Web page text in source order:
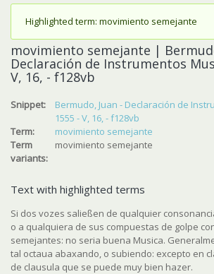
Status message
Highlighted term: movimiento semejante
movimiento semejante |
Declaración de Instrumentos
V, 16, - f128vb
Snippet:
Bermudo, Juan - Declaración de
1555 - V, 16, - f128vb
Term:
movimiento semejante
Term
variants:
movimiento semejante
Text with highlighted terms
Si dos vozes saließen de qualquier
o a qualquiera de sus compuestas de golpe
semejantes: no seria buena Musica.
tal octaua abaxando, o subiendo: excepto en
de clausula que se puede muy bien hazer.